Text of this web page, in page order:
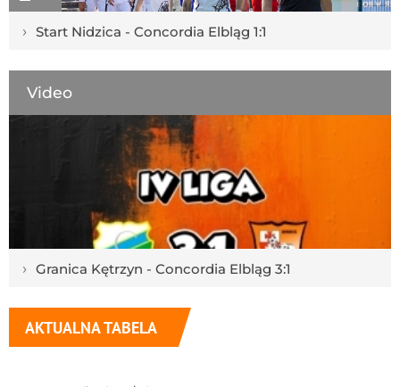
› Start Nidzica - Concordia Elbląg 1:1
Video
› Granica Kętrzyn - Concordia Elbląg 3:1
AKTUALNA TABELA